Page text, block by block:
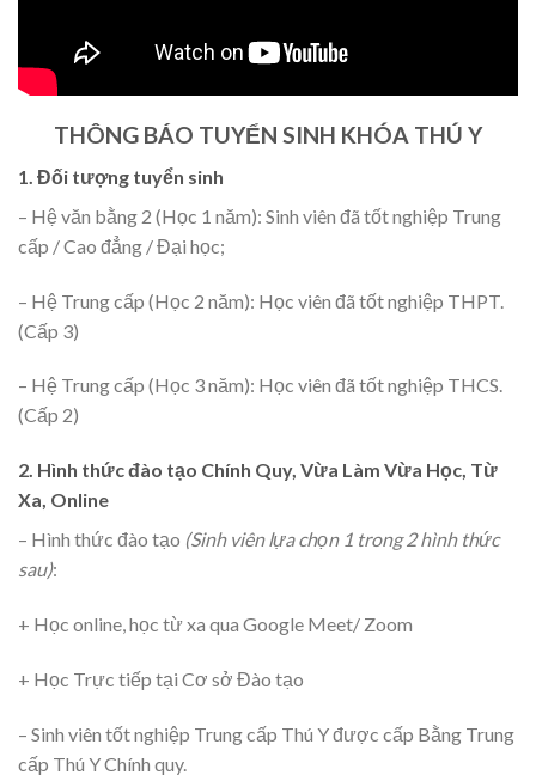
THÔNG BÁO TUYỂN SINH KHÓA THÚ Y
1. Đối tượng tuyển sinh
– Hệ văn bằng 2 (Học 1 năm): Sinh viên đã tốt nghiệp Trung
cấp / Cao đẳng / Đại học;
– Hệ Trung cấp (Học 2 năm): Học viên đã tốt nghiệp THPT.
(Cấp 3)
– Hệ Trung cấp (Học 3 năm): Học viên đã tốt nghiệp THCS.
(Cấp 2)
2. Hình thức đào tạo Chính Quy, Vừa Làm Vừa Học, Từ
Xa, Online
– Hình thức đào tạo (Sinh viên lựa chọn 1 trong 2 hình thức
sau):
+ Học online, học từ xa qua Google Meet/ Zoom
+ Học Trực tiếp tại Cơ sở Đào tạo
– Sinh viên tốt nghiệp Trung cấp Thú Y được cấp Bằng Trung
cấp Thú Y Chính quy.